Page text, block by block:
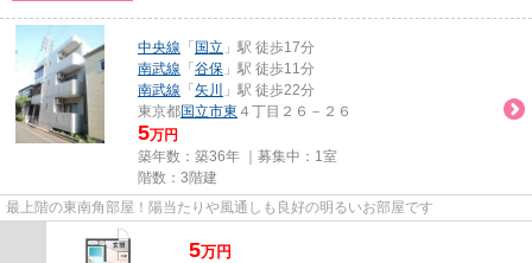
中央線 「 国立 」駅 徒歩17分
南武線 「 谷保 」駅 徒歩11分
南武線 「 矢川
」駅 徒歩22分
東京都国立市東 ４丁目２６－２６
5万円
築年数：築36年 ｜募集中： 1室
階数：3階建
最上階の東南角部屋！陽当たりや風通しも良好の明るいお部屋です
5万円